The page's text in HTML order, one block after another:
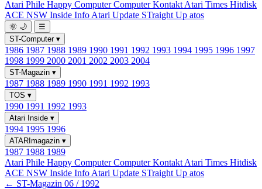
Atari Phile Happy ComputerComputer Kontakt Atari Times Hitdisk
ACE NSW Inside Info Atari Update STraight Up atos
🌞 🌙
☰
ST-Computer ▾
1986 1987 1988 1989 1990 1991 1992 1993 1994 1995 1996 1997
1998 1999 2000 2001 2002 2003 2004
ST-Magazin ▾
1987 1988 1989 1990 1991 1992 1993
TOS ▾
1990 1991 1992 1993
Atari Inside ▾
1994 1995 1996
ATARImagazin ▾
1987 1988 1989
Atari Phile Happy ComputerComputer Kontakt Atari Times Hitdisk
ACE NSW Inside Info Atari Update STraight Up atos
← ST-Magazin 06 / 1992